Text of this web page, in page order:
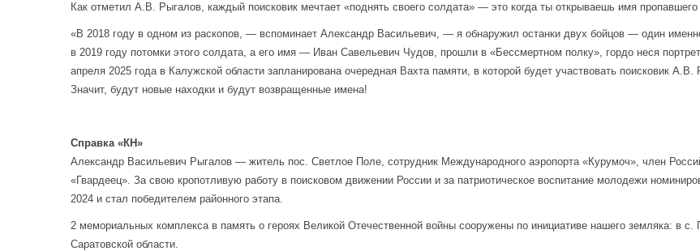
Как отметил А.В. Рыгалов, каждый поисковик мечтает «поднять своего солдата» — это когда ты открываешь имя
«В 2018 году в одном из раскопов, — вспоминает Александр Васильевич, — я обнаружил останки двух бойцов — один
в 2019 году потомки этого солдата, а его имя — Иван Савельевич Чудов, прошли в «Бессмертном полку», гордо неся
апреля 2025 года в Калужской области запланирована очередная Вахта памяти, в которой будет участвовать поисковик А.В.
Значит, будут новые находки и будут возвращенные имена!
Справка «КН»
Александр Васильевич Рыгалов — житель пос. Светлое Поле, сотрудник Международного аэропорта «Курумоч», член
«Гвардеец». За свою кропотливую работу в поисковом движении России и за патриотическое воспитание молодежи
2024 и стал победителем районного этапа.
2 мемориальных комплекса в память о героях Великой Отечественной войны сооружены по инициативе нашего земляка: в
Саратовской области.